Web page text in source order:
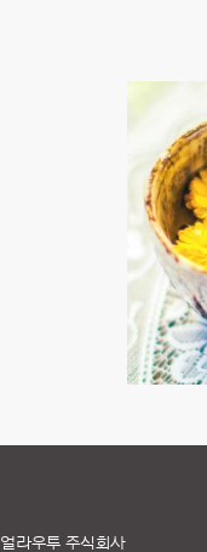
얼라우투 주식회사